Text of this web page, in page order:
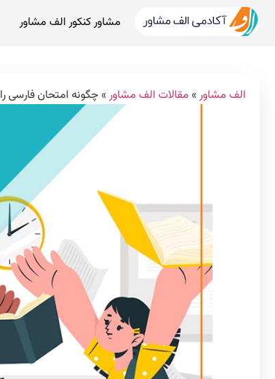
مشاور کنکور الف مشاور
الف مشاور » مقالات الف مشاور » چگونه امتحان فارسی را ۲۰ بگیریم؟ روش مطالعه ادبیات فارسی